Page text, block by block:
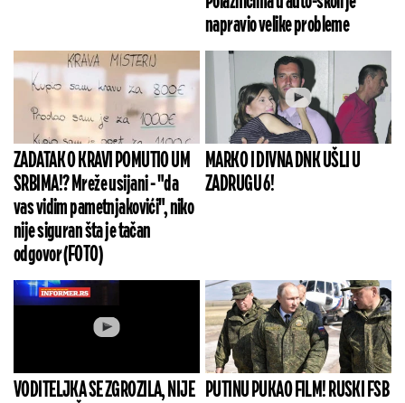
napravio velike probleme
ZADATAK O KRAVI POMUTIO UM
SRBIMA!? Mreže usijani - "da
vas vidim pametnjakovići", niko
nije siguran šta je tačan
odgovor (FOTO)
MARKO I DIVNA DNK UŠLI U
ZADRUGU 6!
VODITELJKA SE ZGROZILA, NIJE PUTINU PUKAO FILM! RUSKI FSB